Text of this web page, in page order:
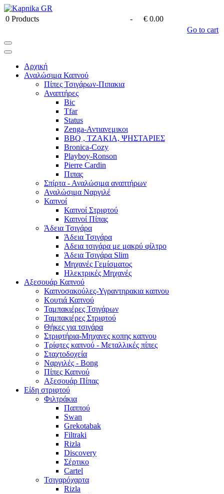
0 Products -
€ 0.00
Go to cart
Αρχική
Αναλώσιμα Καπνού
Πίπες Τσιγάρων-Πιπακια
Αναπτήρες
Bic
Tfar
Status
Zenga-Αντιανεμικοι
BBQ , ΤΖΑΚΙΑ, ΨΗΣΤΑΡΙΕΣ
Bronica-Cozy
Playboy-Ronson
Pierre Cardin
Πιπας
Σπίρτα - Αναλώσιμα αναπτήρων
Αναλώσιμα Ναργιλέ
Καπνοί
Καπνοί Στριφτού
Καπνοί Πίπας
Άδεια Τσιγάρα
Άδεια Τσιγάρα
Αδεια τσιγάρα με μακρύ φίλτρο
Άδεια Τσιγάρα Slim
Μηχανές Γεμίσματος
Ηλεκτρικές Μηχανές
Αξεσουάρ Καπνού
Καπνοσακούλες-Υγραντηρακια καπνου
Κουτιά Καπνού
Ταμπακιέρες Τσιγάρων
Ταμπακιέρες Στριφτού
Θήκες για τσιγάρα
Στριφτήρια-Μηχανες κοπης καπνου
Τρίφτες καπνού - Μεταλλικές πίπες
Σταχτοδοχεία
Ναργιλές - Bong
Πίπες Καπνού
Αξεσουάρ Πίπας
Είδη στριφτού
Φιλτράκια
Παππού
Swan
Grekotabak
Filtraki
Rizla
Discovery
Σέρτικο
Cartel
Τσιγαρόχαρτα
Rizla